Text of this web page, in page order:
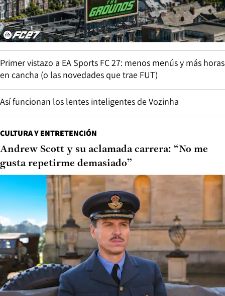
Primer vistazo a EA Sports FC 27: menos menús y más horas
en cancha (o las novedades que trae FUT)
Así funcionan los lentes inteligentes de Vozinha
CULTURA Y ENTRETENCIÓN
Andrew Scott y su aclamada carrera: “No me
gusta repetirme demasiado”